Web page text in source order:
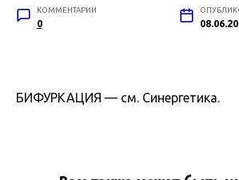
КОММЕНТАРИИ
0
БИФУРКАЦИЯ — см. Синергетика.